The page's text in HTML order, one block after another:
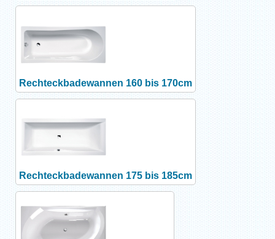
Rechteckbadewannen 160 bis 170cm
Rechteckbadewannen 175 bis 185cm